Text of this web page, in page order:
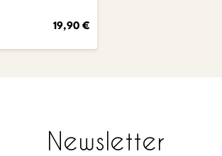
19,90 €
Newsletter